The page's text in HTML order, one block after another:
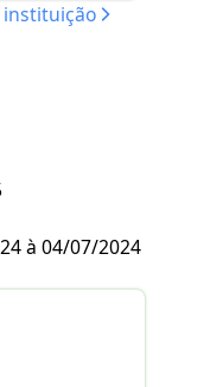
instituição
à 04/07/2024